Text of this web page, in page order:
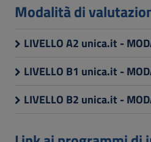
Modalità di
LIVELLO A2 unica.it -
LIVELLO B1 unica.it -
LIVELLO B2 unica.it -